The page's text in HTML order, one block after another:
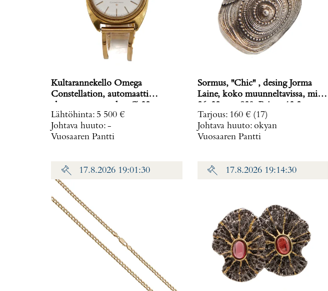
Kultarannekello Omega
Constellation, automaatti
rannekkeen Ø 58-62cm, käytön
jälkiä ja lasissa naarmuja, 750br,
Paino: 71,2 g
Lähtöhinta: 5 500 €
Johtava huuto: -
Vuosaaren Pantti
Sormus, ''Chic'' , desing Jorma
Laine, koko muunneltavissa, mitat
Tarjous: 160 € (17)
Johtava huuto: okyan
Vuosaaren Pantti
17.8.2026 19:01:30 17.8.2026 19:14:30